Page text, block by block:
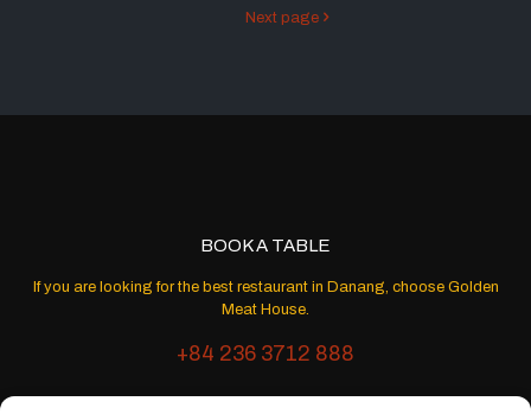
Next page
BOOK A TABLE
If you are looking for the best restaurant in Danang, choose Golden
Meat House.
+84 236 3712 888